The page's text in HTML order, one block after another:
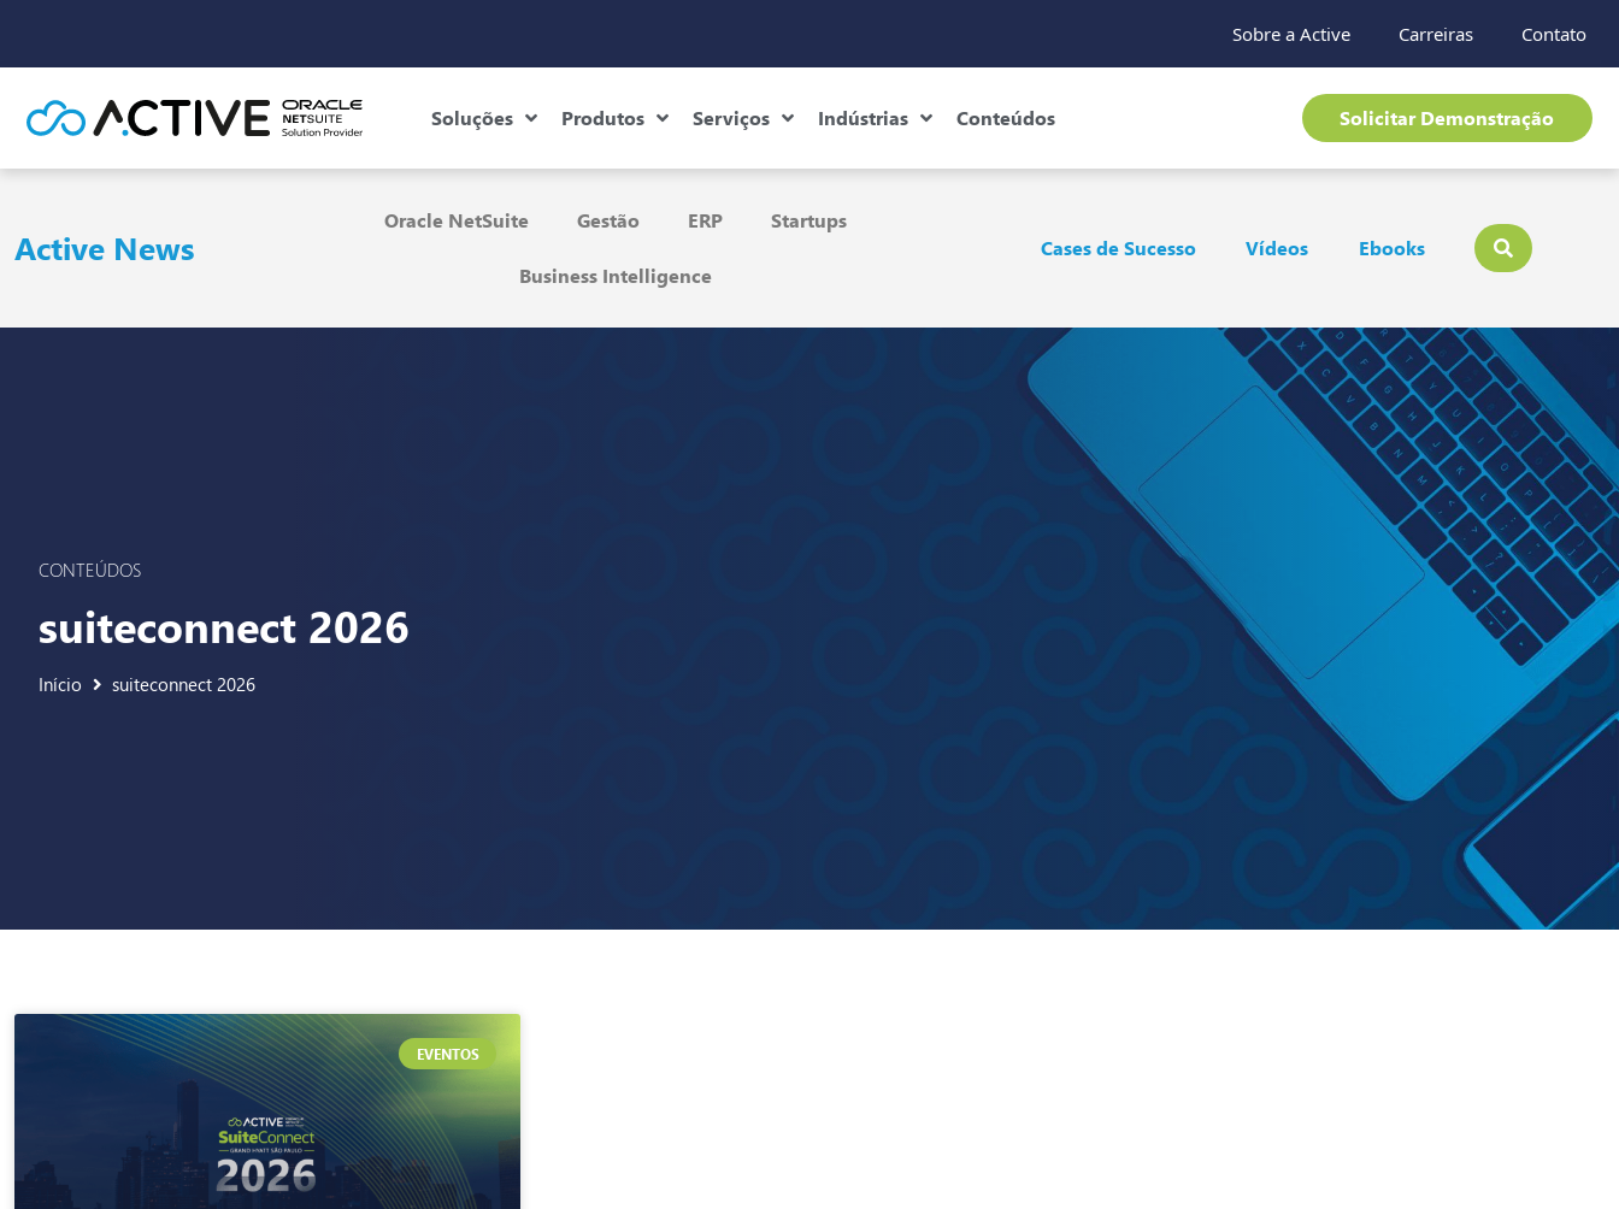
Sobre a Active Carreiras Contato
Soluções Produtos Serviços Indústrias Conteúdos Solicitar Demonstração
Active News
Oracle NetSuite Gestão ERP Startups
Business Intelligence
Cases de Sucesso Vídeos Ebooks
CONTEÚDOS
suiteconnect 2026
Início suiteconnect 2026
EVENTOS